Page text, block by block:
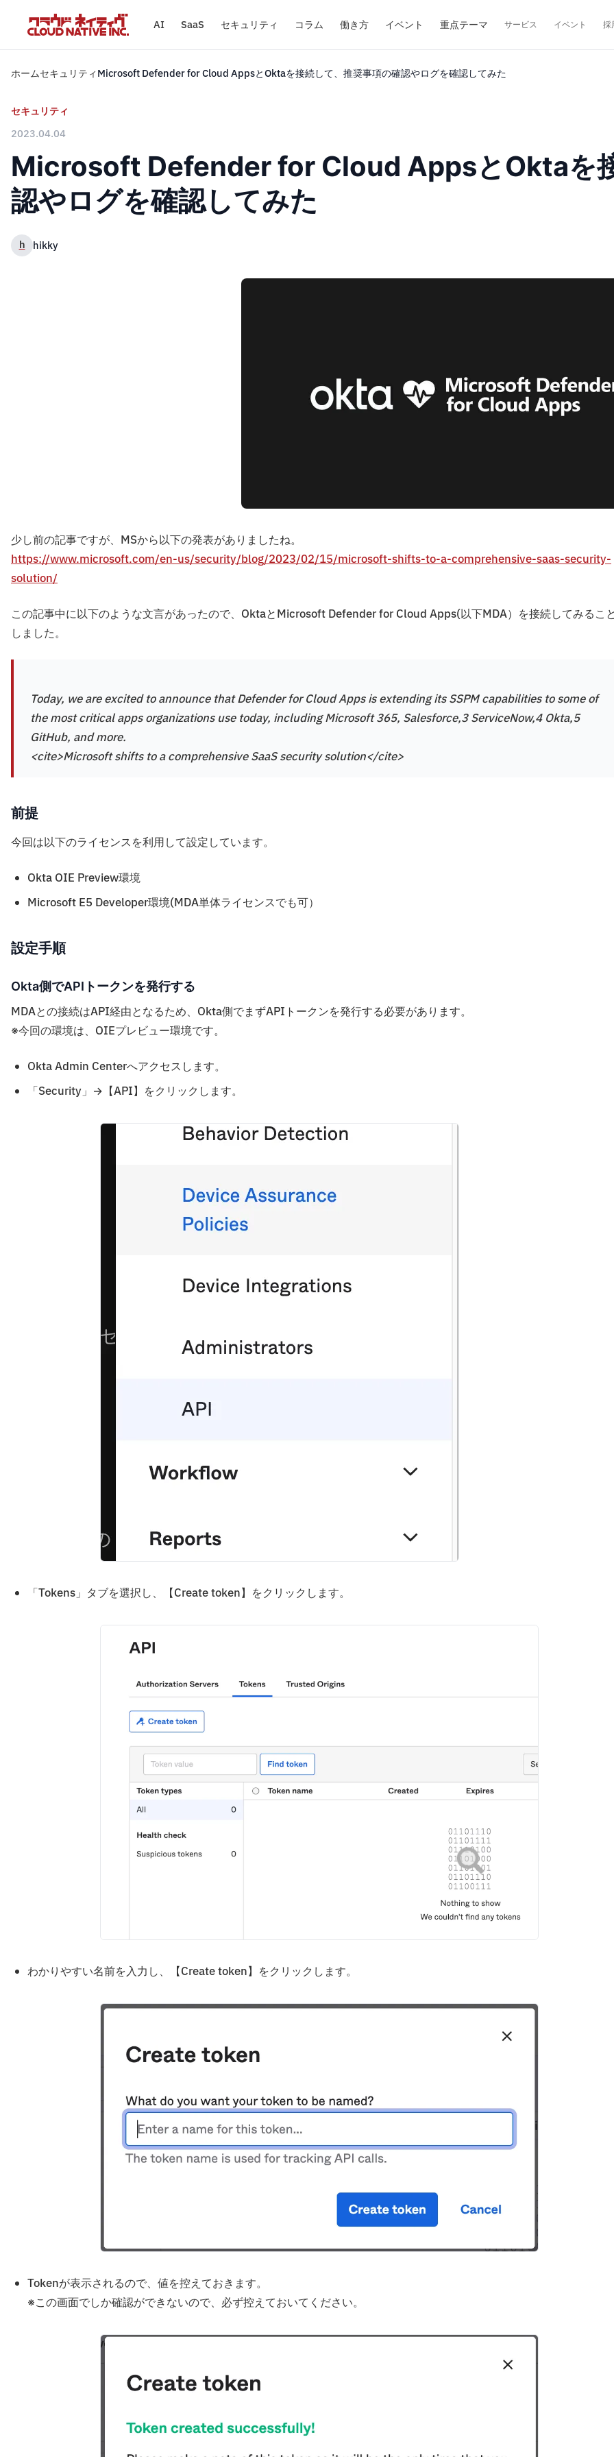
AI SaaS セキュリティ コラム 働き方 イベント 重点テーマ サービス イベント 採
ホームセキュリティMicrosoft Defender for Cloud AppsとOktaを接続して、推奨事項の確認やログを確認してみた
セキュリティ
2023.04.04
Microsoft Defender for Cloud AppsとOktaを
認やログを確認してみた
h hikky
少し前の記事ですが、MSから以下の発表がありましたね。
https://www.microsoft.com/en-us/security/blog/2023/02/15/microsoft-shifts-to-a-comprehensive-saas-security-
solution/
この記事中に以下のような文言があったので、OktaとMicrosoft Defender for Cloud Apps(以下MDA）を接続してみるこ
しました。
Today, we are excited to announce that Defender for Cloud Apps is extending its SSPM capabilities to some of
the most critical apps organizations use today, including Microsoft 365, Salesforce,3 ServiceNow,4 Okta,5
GitHub, and more.
<cite>Microsoft shifts to a comprehensive SaaS security solution</cite>
前提
今回は以下のライセンスを利用して設定しています。
Okta OIE Preview環境
Microsoft E5 Developer環境(MDA単体ライセンスでも可）
設定手順
Okta側でAPIトークンを発行する
MDAとの接続はAPI経由となるため、Okta側でまずAPIトークンを発行する必要があります。
※今回の環境は、OIEプレビュー環境です。
Okta Admin Centerへアクセスします。
「Security」→【API】をクリックします。
「Tokens」タブを選択し、【Create token】をクリックします。
わかりやすい名前を入力し、【Create token】をクリックします。
Tokenが表示されるので、値を控えておきます。
※この画面でしか確認ができないので、必ず控えておいてください。